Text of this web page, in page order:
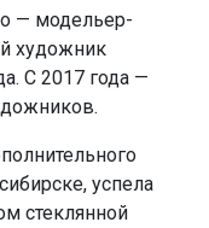
— модельер-
художник
С 2017 года —
успела
стеклянной